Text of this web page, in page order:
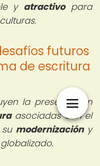
y atractivopara
futuros
de escritura
la preservación
asociadas con el
su modernizacióny